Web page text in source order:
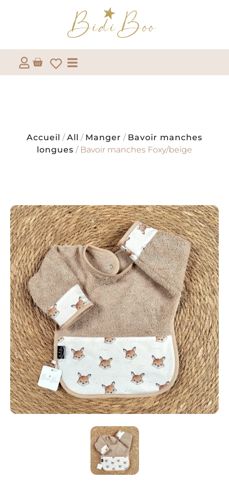
Accueil /All / Manger / Bavoir manches
longues / Bavoir manches Foxy/beige